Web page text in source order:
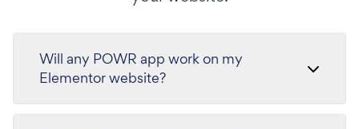
Will any POWR app work on my
Elementor website?